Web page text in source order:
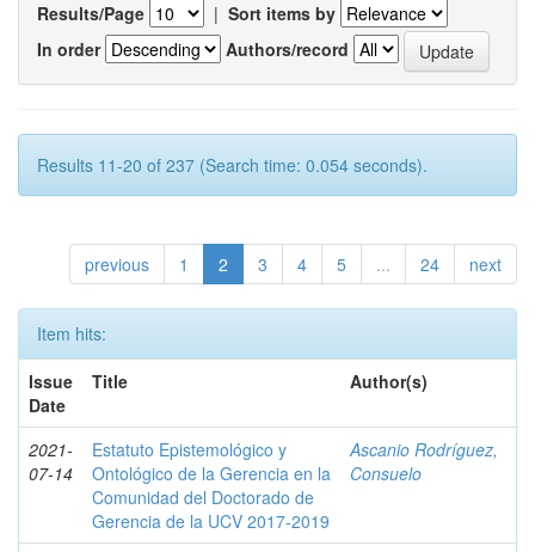
Results/Page | Sort items by
In order
Authors/record
Results 11-20 of 237 (Search time: 0.054 seconds).
previous 1 2 3 4 5 ... 24 next
Item hits:
Issue
Date
Title Author(s)
2021-
07-14
Estatuto Epistemológico y
Ontológico de la Gerencia en la
Comunidad del Doctorado de
Gerencia de la UCV 2017-2019
Ascanio Rodríguez,
Consuelo